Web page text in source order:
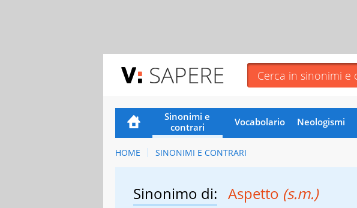
SAPERE
Sinonimi e
contrari
Vocabolario Neologismi
HOME SINONIMI E CONTRARI
Sinonimo di: Aspetto (s.m.)